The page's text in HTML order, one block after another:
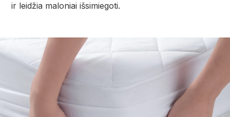
ir leidžia maloniai išsimiegoti.